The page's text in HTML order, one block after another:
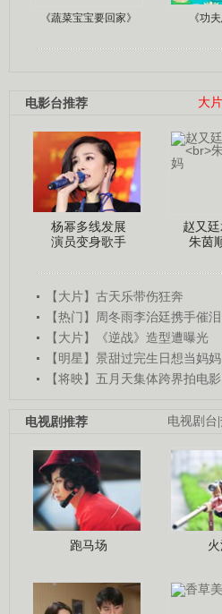
《蔬菜宝宝要回家》 《功
大
电影台推荐
杨幂多线发展
演员变身歌手
赵又
朱茵
【大片】古天乐带伤狂奔
【热门】周冬雨李治廷携手催泪
【大片】《逆战》造型遭曝光
【明星】景甜过完生日想当妈妈
【将映】五月天集体跨界拍电影
电视剧台|
电视剧推荐
跑马场